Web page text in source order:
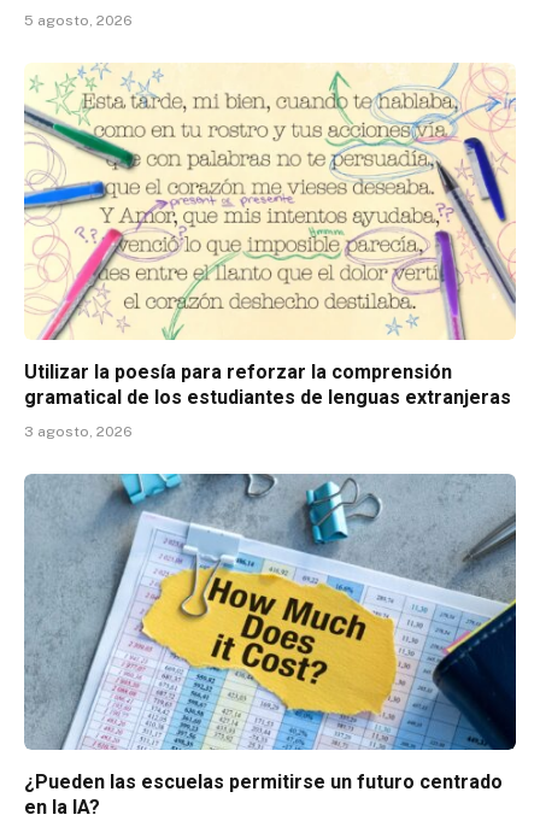
5 agosto, 2026
Utilizar la poesía para reforzar la comprensión
gramatical de los estudiantes de lenguas extranjeras
3 agosto, 2026
¿Pueden las escuelas permitirse un futuro centrado
en la IA?